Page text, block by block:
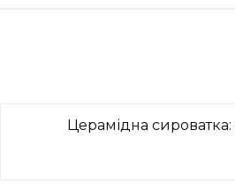
Церамідна